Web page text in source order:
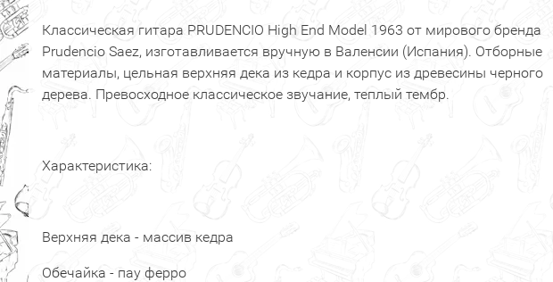
Классическая гитара PRUDENCIO High End Model 1963 от мирового бренда
Prudencio Saez, изготавливается вручную в Валенсии (Испания). Отборные
материалы, цельная верхняя дека из кедра и корпус из древесины черного
дерева. Превосходное классическое звучание, теплый тембр.
Характеристика:
Верхняя дека - массив кедра
Обечайка - пау ферро